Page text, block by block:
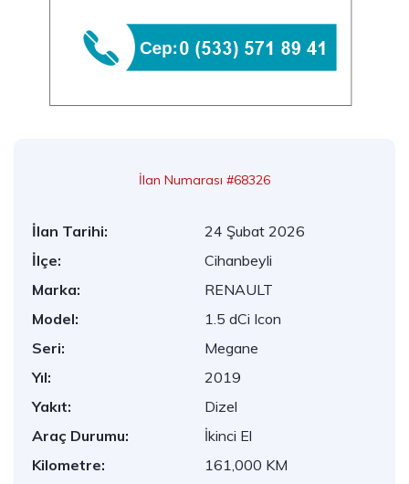
İlan Numarası #68326
İlan Tarihi:
24 Şubat 2026
İlçe:
Cihanbeyli
Marka:
RENAULT
Model:
1.5 dCi Icon
Seri:
Megane
Yıl:
2019
Yakıt:
Dizel
Araç Durumu:
İkinci El
Kilometre:
161,000 KM